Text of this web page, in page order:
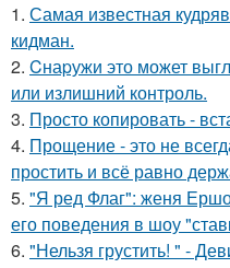
1. Самая известная
кидман.
2. Cнаpужи это может
или излишний контроль.
3. Просто копировать -
4. Прощение - это не
простить и всё равно
5. "Я ред Флаг": женя
его поведения в шоу
6. "Нельзя грустить! " -